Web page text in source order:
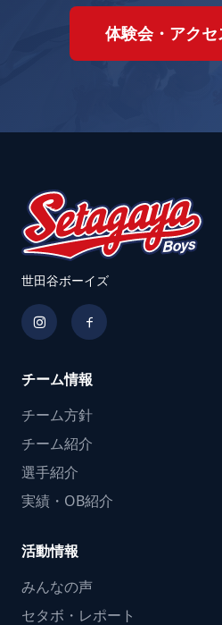
体験会・アクセ
世田谷ボーイズ
チーム情報
チーム方針
チーム紹介
選手紹介
実績・OB紹介
活動情報
みんなの声
セタボ・レポート